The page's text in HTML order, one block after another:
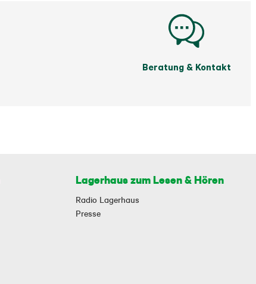
Beratung & Kontakt
Lagerhaus zum Lesen & Hören
Radio Lagerhaus
Presse